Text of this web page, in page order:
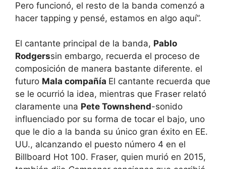
Pero funcionó, el resto de la banda comenzó a
hacer tapping y pensé, estamos en algo aquí”.
El cantante principal de la banda, Pablo
Rodgerssin embargo, recuerda el proceso de
composición de manera bastante diferente. el
futuro Mala compañía El cantante recuerda que
se le ocurrió la idea, mientras que Fraser relató
claramente una Pete Townshend-sonido
influenciado por su forma de tocar el bajo, uno
que le dio a la banda su único gran éxito en EE.
UU., alcanzando el puesto número 4 en el
Billboard Hot 100. Fraser, quien murió en 2015,